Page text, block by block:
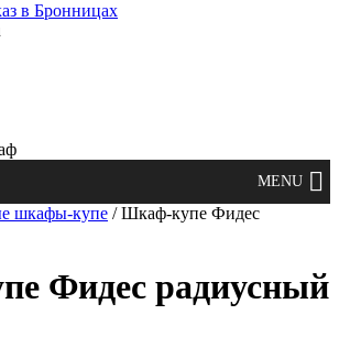
в Бронницах
шкафы-купе / Шкаф-купе Фидес
Фидес радиусный